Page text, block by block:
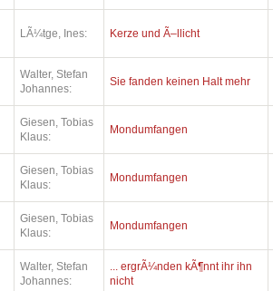
LÃ¼tge, Ines: Kerze und Ã–llicht
Walter, Stefan
Johannes:
Sie fanden keinen Halt mehr
Giesen, Tobias
Klaus:
Mondumfangen
Giesen, Tobias
Klaus:
Mondumfangen
Giesen, Tobias
Klaus:
Mondumfangen
Walter, Stefan
Johannes:
... ergrÃ¼nden kÃ¶nnt ihr ihn
nicht